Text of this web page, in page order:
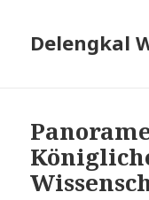
Delengkal